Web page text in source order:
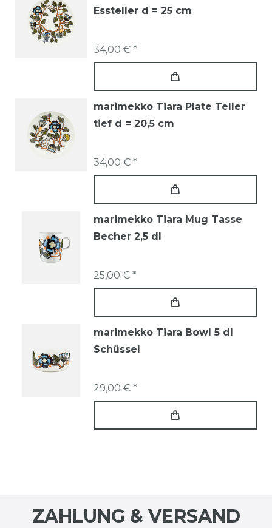
Essteller d = 25 cm
34,00 € *
marimekko Tiara Plate Teller
tief d = 20,5 cm
34,00 € *
marimekko Tiara Mug Tasse
Becher 2,5 dl
25,00 € *
marimekko Tiara Bowl 5 dl
Schüssel
29,00 € *
ZAHLUNG & VERSAND